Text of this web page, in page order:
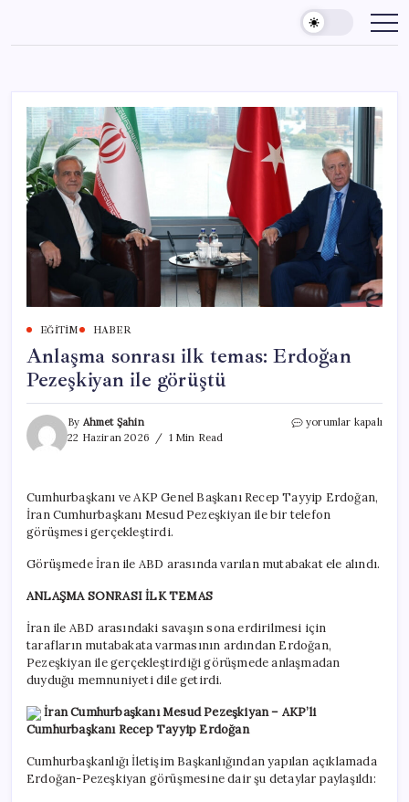
content
EĞITIM HABER
Anlaşma sonrası ilk temas: Erdoğan
Pezeşkiyan ile görüştü
By Ahmet Şahin
22 Haziran 2026
1 Min Read
Anlaşma
Pezeşkiyan
ile
yorumlar kapalı
Cumhurbaşkanı ve AKP Genel Başkanı Recep Tayyip Erdoğan,
İran Cumhurbaşkanı Mesud Pezeşkiyan ile bir telefon
görüşmesi gerçekleştirdi.
Görüşmede İran ile ABD arasında varılan mutabakat ele alındı.
ANLAŞMA SONRASI İLK TEMAS
İran ile ABD arasındaki savaşın sona erdirilmesi için
tarafların mutabakata varmasının ardından Erdoğan,
Pezeşkiyan ile gerçekleştirdiği görüşmede anlaşmadan
duyduğu memnuniyeti dile getirdi.
İran Cumhurbaşkanı Mesud Pezeşkiyan – AKP’li
Cumhurbaşkanı Recep Tayyip Erdoğan
Cumhurbaşkanlığı İletişim Başkanlığından yapılan açıklamada
Erdoğan-Pezeşkiyan görüşmesine dair şu detaylar paylaşıldı: